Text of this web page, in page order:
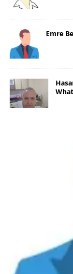
Emre
42 48 17
Lütfen
98 kiloda,
Sigara var.